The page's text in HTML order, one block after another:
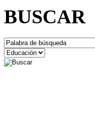
BUSCAR